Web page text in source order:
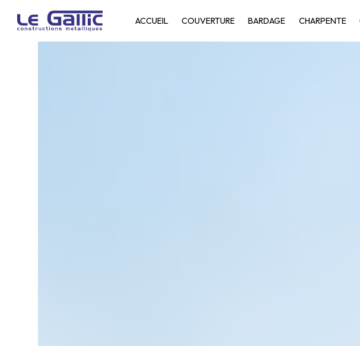
ACCUEIL COUVERTURE BARDAGE CHARPENTE